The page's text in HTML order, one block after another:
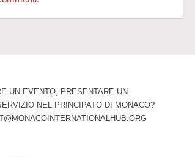
UN EVENTO, PRESENTARE UN
NEL PRINCIPATO DI MONACO?